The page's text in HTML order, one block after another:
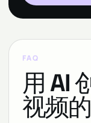
FAQ
用 AI
视频